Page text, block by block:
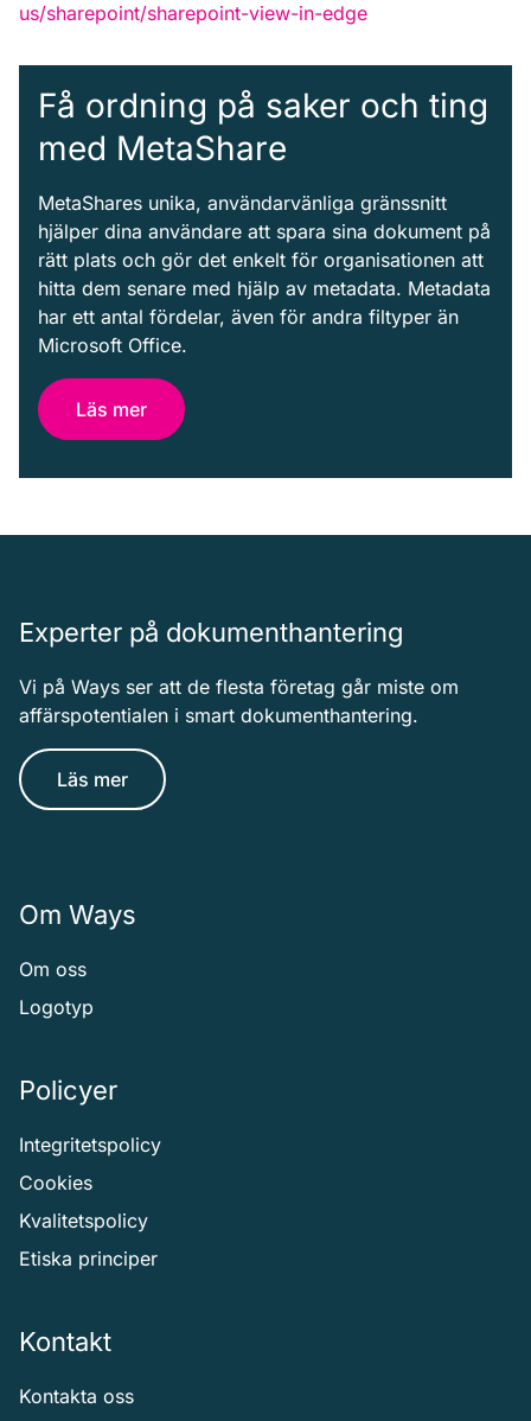
us/sharepoint/sharepoint-view-in-edge
Få ordning på saker och ting
med MetaShare
MetaShares unika, användarvänliga gränssnitt
hjälper dina användare att spara sina dokument på
rätt plats och gör det enkelt för organisationen att
hitta dem senare med hjälp av metadata. Metadata
har ett antal fördelar, även för andra filtyper än
Microsoft Office.
Läs mer
Experter på dokumenthantering
Vi på Ways ser att de flesta företag går miste om
affärspotentialen i smart dokumenthantering.
Läs mer
Om Ways
Om oss
Logotyp
Policyer
Integritetspolicy
Cookies
Kvalitetspolicy
Etiska principer
Kontakt
Kontakta oss